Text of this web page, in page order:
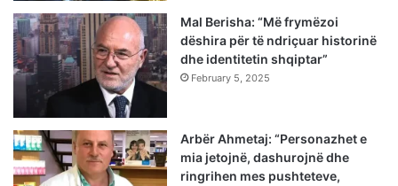
Mal Berisha: “Më frymëzoi
dëshira për të ndriçuar historinë
dhe identitetin shqiptar”
February 5, 2025
Arbër Ahmetaj: “Personazhet e
mia jetojnë, dashurojnë dhe
ringrihen mes pushteteve,